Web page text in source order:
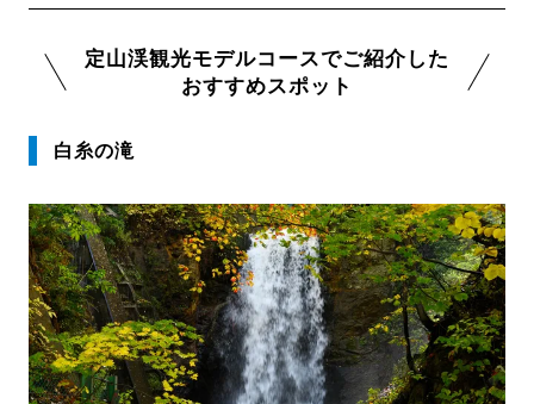
定山渓観光モデルコースでご紹介した
おすすめスポット
白糸の滝